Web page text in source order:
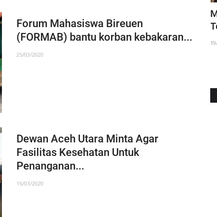
Forum Mahasiswa Bireuen
(FORMAB) bantu korban kebakaran...
25/03/2020
Dewan Aceh Utara Minta Agar
Fasilitas Kesehatan Untuk
Penanganan...
16/03/2020
Pengurus Majelis Adat...
05/01/2023